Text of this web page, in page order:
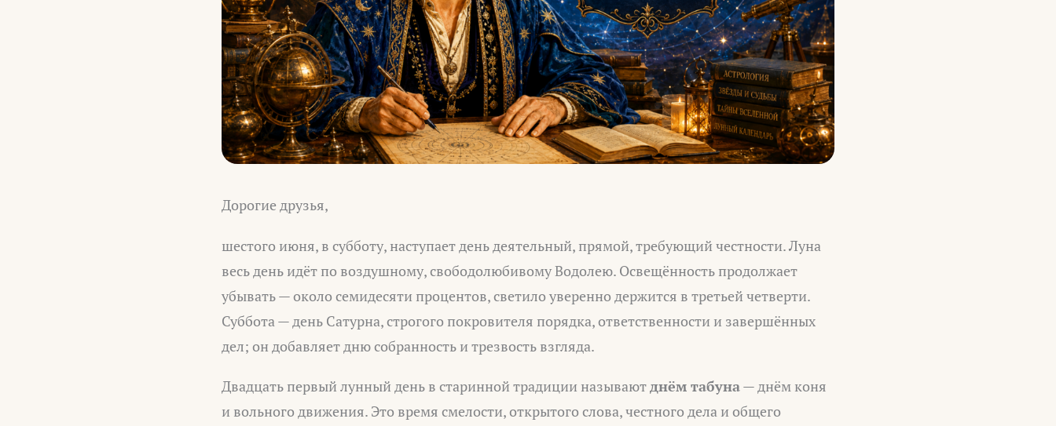
Дорогие друзья,
шестого июня, в субботу, наступает день деятельный, прямой, требующий честности. Луна
весь день идёт по воздушному, свободолюбивому Водолею. Освещённость продолжает
убывать — около семидесяти процентов, светило уверенно держится в третьей четверти.
Суббота — день Сатурна, строгого покровителя порядка, ответственности и завершённых
дел; он добавляет дню собранность и трезвость взгляда.
Двадцать первый лунный день в старинной традиции называютднём табуна— днём коня
и вольного движения. Это время смелости, открытого слова, честного дела и общего